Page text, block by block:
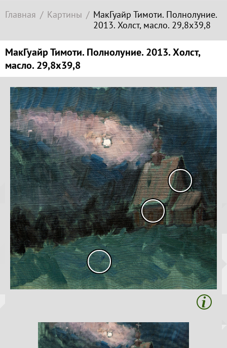
Главная Картины
МакГуайр Тимоти. Полнолуние.
2013. Холст, масло. 29,8х39,8
МакГуайр Тимоти. Полнолуние. 2013. Холст,
масло. 29,8х39,8
ссылку
Копировать
Копируйте
координаты
места
Копировать
зарубежное
искусство
Локация
гора
Гора
Левитана
Заречье
Набережная
Торговая
площадь
Верхний
Плёс
Волга и
левый берег
Время
года на
картине
Весна
Лето